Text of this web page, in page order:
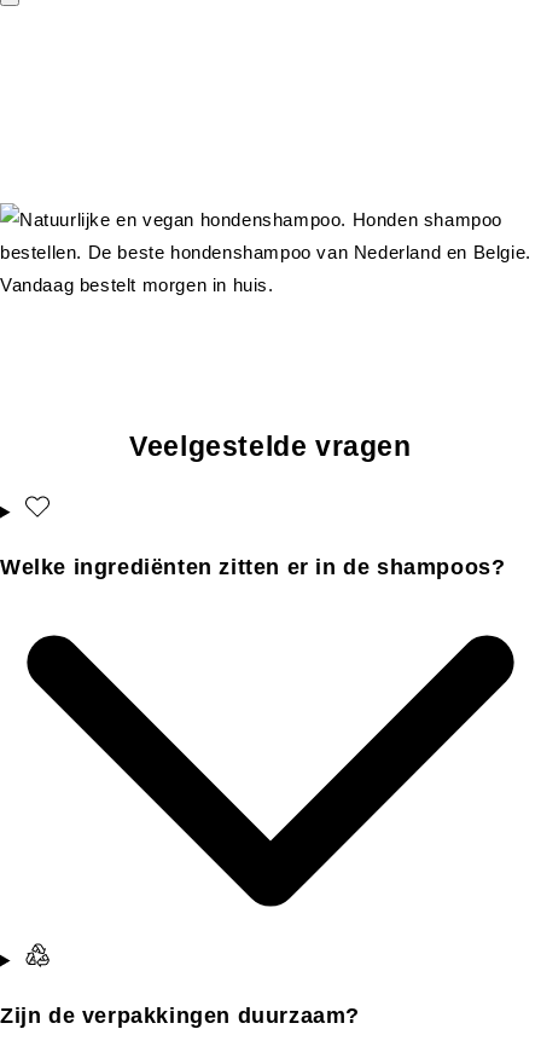
Veelgestelde vragen
Welke ingrediënten zitten er in de shampoos?
Zijn de verpakkingen duurzaam?